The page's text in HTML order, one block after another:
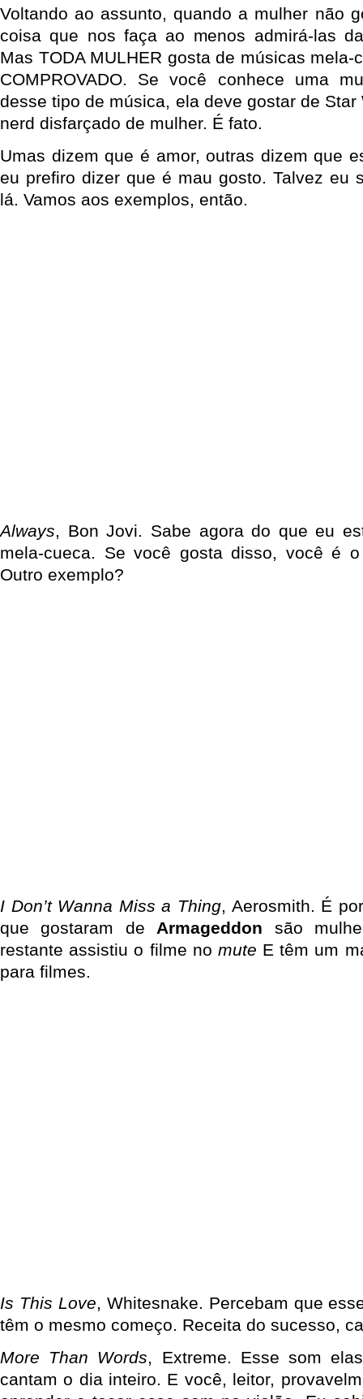
Voltando ao assunto, quando a mulher não
coisa que nos faça ao menos admirá-las
Mas TODA MULHER gosta de músicas mela-
COMPROVADO. Se você conhece uma
desse tipo de música, ela deve gostar de
nerd disfarçado de mulher. É fato.
Umas dizem que é amor, outras dizem que
eu prefiro dizer que é mau gosto. Talvez eu
lá. Vamos aos exemplos, então.
Always, Bon Jovi. Sabe agora do que eu
mela-cueca. Se você gosta disso, você é
Outro exemplo?
I Don’t Wanna Miss a Thing, Aerosmith. É
que gostaram de Armageddon são
restante assistiu o filme no mute E têm um
para filmes.
Is This Love, Whitesnake. Percebam que
têm o mesmo começo. Receita do sucesso,
More Than Words, Extreme. Esse som
cantam o dia inteiro. E você, leitor,